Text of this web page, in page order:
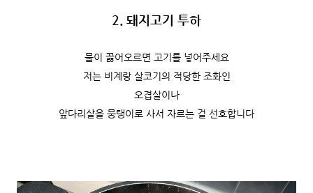
2. 돼지고기 투하
물이 끓어오르면 고기를 넣어주세요
저는 비계랑 살코기의 적당한 조화인
오겹살이나
앞다리살을 뭉탱이로 사서 자르는 걸 선호합니다